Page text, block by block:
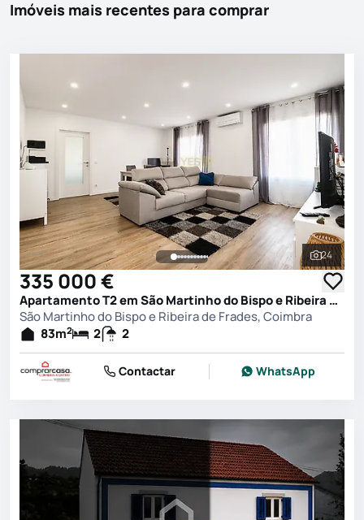
Imóveis mais recentes para comprar
Ver
24
335 000 €
Apartamento T2 em São Martinho do Bispo e Ribeira de Frades, Coimbra
São Martinho do Bispo e Ribeira de Frades, Coimbra
83m2 2 2
Contactar WhatsApp